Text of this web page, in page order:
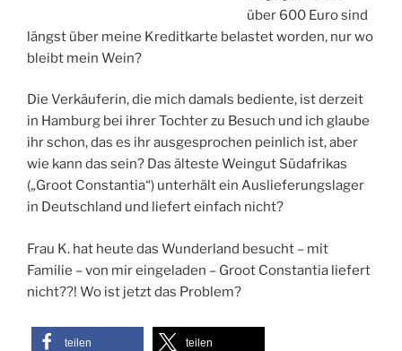
über 600 Euro sind
längst über meine Kreditkarte belastet worden, nur wo
bleibt mein Wein?
Die Verkäuferin, die mich damals bediente, ist derzeit
in Hamburg bei ihrer Tochter zu Besuch und ich glaube
ihr schon, das es ihr ausgesprochen peinlich ist, aber
wie kann das sein? Das älteste Weingut Südafrikas
(„Groot Constantia“) unterhält ein Auslieferungslager
in Deutschland und liefert einfach nicht?
Frau K. hat heute das Wunderland besucht – mit
Familie – von mir eingeladen – Groot Constantia liefert
nicht??! Wo ist jetzt das Problem?
teilen teilen